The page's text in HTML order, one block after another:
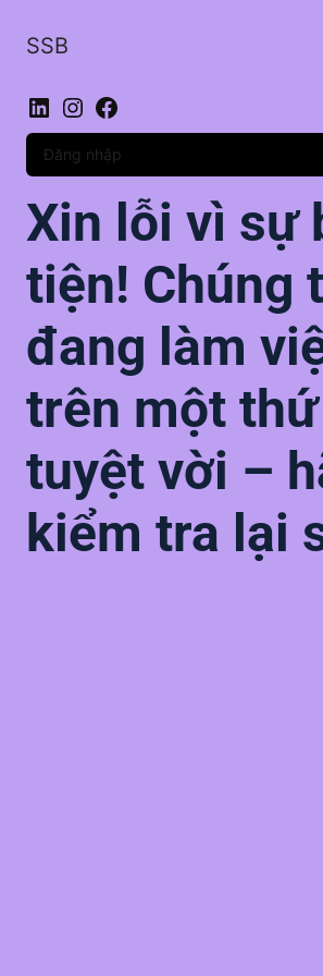
SSB
LinkedIn
Instagram
Facebook
Đăng nhập
Xin lỗi vì sự
tiện! Chúng
đang làm
trên một
tuyệt vời –
kiểm tra lại